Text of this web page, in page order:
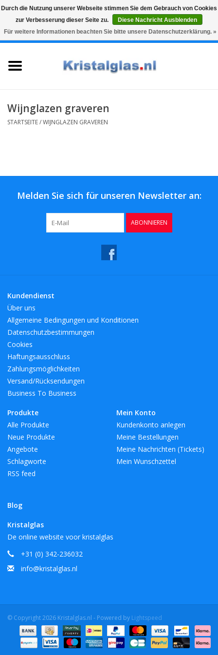
Snelle levering
Graveren
0 Artikel - €0,00
Karaffen
Geschenke
Wijnglazen graveren
STARTSEITE/WIJNGLAZEN GRAVEREN
Melden Sie sich für unseren Newsletter an:
ABONNIEREN
Kundendienst
Über uns
Allgemeine Bedingungen und Konditionen
Datenschutzbestimmungen
Cookies
Haftungsausschluss
Zahlungsmöglichkeiten
Versand/Rücksendungen
Business To Business
Produkte
Alle Produkte
Neue Produkte
Angebote
Schlagworte
RSS feed
Blog
Mein Konto
Kundenkonto anlegen
Meine Bestellungen
Meine Nachrichten (Tickets)
Mein Wunschzettel
Kristalglas
De online website voor kristalglas
+31 (0) 342-236032
info@kristalglas.nl
© Copyright 2026 Kristalglas.nl - Powered by Lightspeed
Durch die Nutzung unserer Webseite stimmen Sie dem Gebrauch von Cookies
zur Verbesserung dieser Seite zu.
Diese Nachricht Ausblenden
Für weitere Informationen beachten Sie bitte unsere Datenschutzerklärung. »